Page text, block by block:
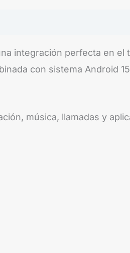
integración perfecta en el
con sistema Android
música, llamadas y